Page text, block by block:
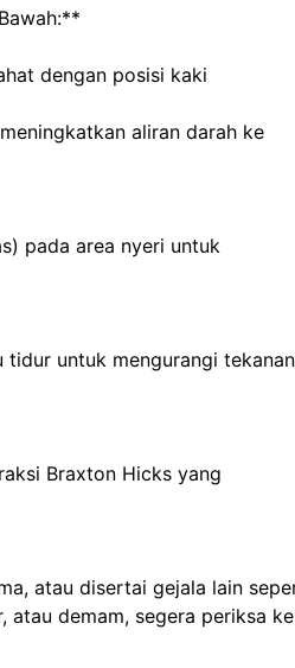
atau demam, segera periksa ke